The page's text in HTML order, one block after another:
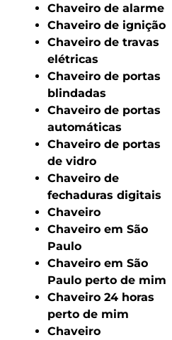
Chaveiro de alarme
Chaveiro de ignição
Chaveiro de travas
elétricas
Chaveiro de portas
blindadas
Chaveiro de portas
automáticas
Chaveiro de portas
de vidro
Chaveiro de
fechaduras digitais
Chaveiro
Chaveiro em São
Paulo
Chaveiro em São
Paulo perto de mim
Chaveiro 24 horas
perto de mim
Chaveiro